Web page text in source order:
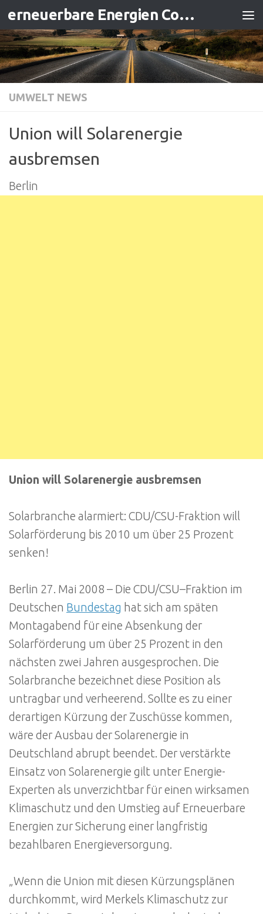
Zum Inhalt springen erneuerbare Energien Contracting
UMWELT NEWS
Union will Solarenergie
ausbremsen
Berlin
Union will Solarenergie ausbremsen
Solarbranche alarmiert: CDU/CSU-Fraktion will
Solarförderung bis 2010 um über 25 Prozent
senken!
Berlin 27. Mai 2008 – Die CDU/CSU–Fraktion im
Deutschen Bundestag hat sich am späten
Montagabend für eine Absenkung der
Solarförderung um über 25 Prozent in den
nächsten zwei Jahren ausgesprochen. Die
Solarbranche bezeichnet diese Position als
untragbar und verheerend. Sollte es zu einer
derartigen Kürzung der Zuschüsse kommen,
wäre der Ausbau der Solarenergie in
Deutschland abrupt beendet. Der verstärkte
Einsatz von Solarenergie gilt unter Energie-
Experten als unverzichtbar für einen wirksamen
Klimaschutz und den Umstieg auf Erneuerbare
Energien zur Sicherung einer langfristig
bezahlbaren Energieversorgung.
„Wenn die Union mit diesen Kürzungsplänen
durchkommt, wird Merkels Klimaschutz zur